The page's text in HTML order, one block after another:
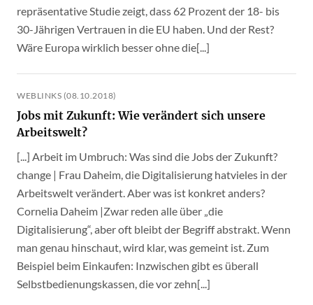
repräsentative Studie zeigt, dass 62 Prozent der 18- bis
30-Jährigen Vertrauen in die EU haben. Und der Rest?
Wäre Europa wirklich besser ohne die[...]
WEBLINKS (08.10.2018)
Jobs mit Zukunft: Wie verändert sich unsere
Arbeitswelt?
[...] Arbeit im Umbruch: Was sind die Jobs der Zukunft?
change | Frau Daheim, die Digitalisierung hatvieles in der
Arbeitswelt verändert. Aber was ist konkret anders?
Cornelia Daheim |Zwar reden alle über „die
Digitalisierung“, aber oft bleibt der Begriff abstrakt. Wenn
man genau hinschaut, wird klar, was gemeint ist. Zum
Beispiel beim Einkaufen: Inzwischen gibt es überall
Selbstbedienungskassen, die vor zehn[...]